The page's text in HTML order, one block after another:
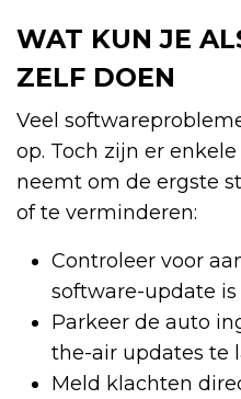
WAT KUN JE
ZELF DOEN
Veel
op. Toch zijn er
neemt om de ergste
of te verminderen:
Controleer voor
software-update
Parkeer de auto
the-air updates te
Meld klachten